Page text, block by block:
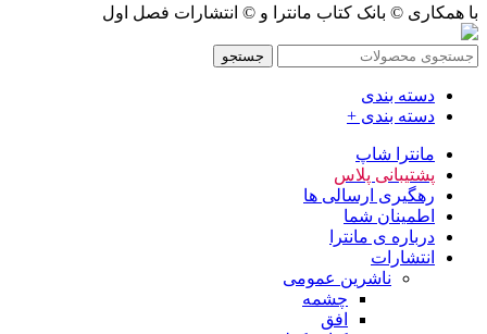
با همکاری © بانک کتاب مانترا و © انتشارات فصل اول
جستجو
دسته بندی
دسته بندی +
مانترا شاپ
پشتیبانی پلاس
رهگیری ارسالی ها
اطمینان شما
درباره ی مانترا
انتشارات
ناشرین عمومی
چشمه
افق